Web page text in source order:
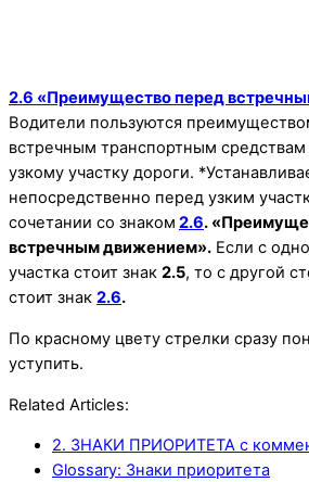
2.6 «Преимущество перед
Водители пользуются
встречным транспортным
узкому участку дороги.
непосредственно перед узким
сочетании со знаком 2.6.
встречным движением». Если с
участка стоит знак 2.5, то с другой
стоит знак 2.6.
По красному цвету стрелки сразу
уступить.
Related Articles:
2. ЗНАКИ ПРИОРИТЕТА с
Glossary: Знаки приоритета